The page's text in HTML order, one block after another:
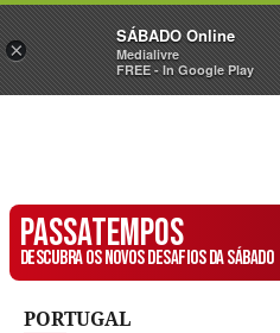
Sábado
PASSATEMPOS
DESCUBRA OS NOVOS DESAFIOS DA SÁBADO
PORTUGAL
×
SÁBADO Online
Medialivre
FREE - In Google Play